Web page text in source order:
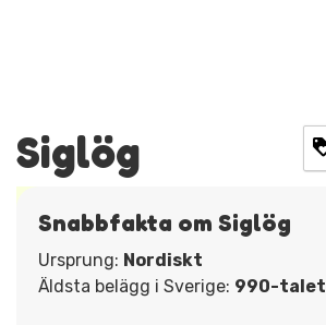
Siglög
Snabbfakta om Siglög
Ursprung: Nordiskt
Äldsta belägg i Sverige: 990-talet